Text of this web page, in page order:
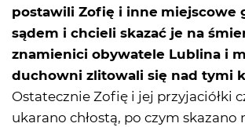
postawili Zofię i inne miejscowe
sądem i chcieli skazać je na
znamienici obywatele Lublina i
duchowni zlitowali się nad tymi
Ostatecznie Zofię i jej przyjaciółki
ukarano chłostą, po czym skazano